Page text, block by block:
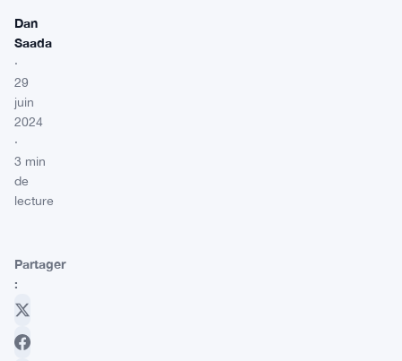
Dan
Saada
·
29
juin
2024
·
3 min
de
lecture
Partager
: